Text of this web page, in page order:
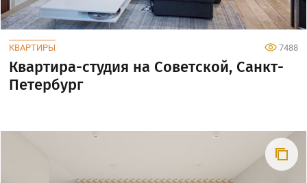
КВАРТИРЫ 7488
Квартира-студия на Советской, Санкт-
Петербург